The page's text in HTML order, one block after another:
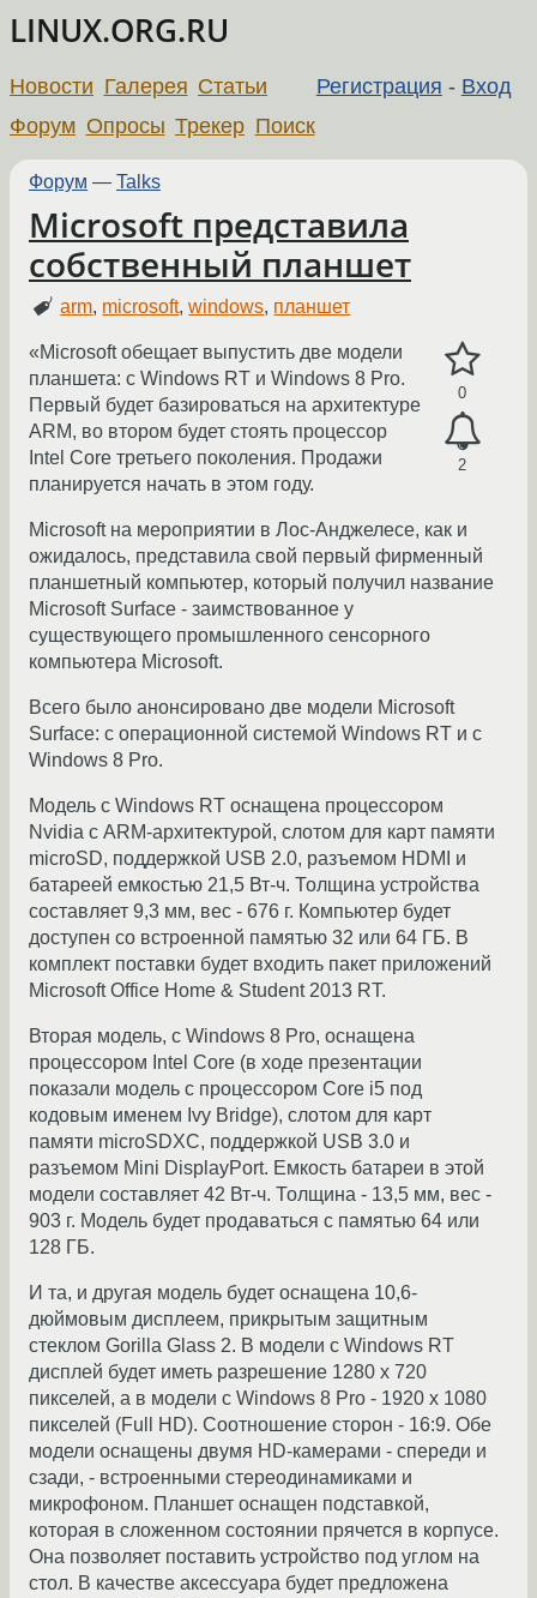
LINUX.ORG.RU
Регистрация - Вход
Новости Галерея Статьи
Форум Опросы Трекер Поиск
Форум — Talks
Microsoft представила
собственный планшет
arm, microsoft,windows, планшет
0
2
«Microsoft обещает выпустить две модели
планшета: с Windows RT и Windows 8 Pro.
Первый будет базироваться на архитектуре
ARM, во втором будет стоять процессор
Intel Core третьего поколения. Продажи
планируется начать в этом году.
Microsoft на мероприятии в Лос-Анджелесе, как и
ожидалось, представила свой первый фирменный
планшетный компьютер, который получил название
Microsoft Surface - заимствованное у
существующего промышленного сенсорного
компьютера Microsoft.
Всего было анонсировано две модели Microsoft
Surface: с операционной системой Windows RT и с
Windows 8 Pro.
Модель с Windows RT оснащена процессором
Nvidia с ARM-архитектурой, слотом для карт памяти
microSD, поддержкой USB 2.0, разъемом HDMI и
батареей емкостью 21,5 Вт-ч. Толщина устройства
составляет 9,3 мм, вес - 676 г. Компьютер будет
доступен со встроенной памятью 32 или 64 ГБ. В
комплект поставки будет входить пакет приложений
Microsoft Office Home & Student 2013 RT.
Вторая модель, с Windows 8 Pro, оснащена
процессором Intel Core (в ходе презентации
показали модель с процессором Core i5 под
кодовым именем Ivy Bridge), слотом для карт
памяти microSDXC, поддержкой USB 3.0 и
разъемом Mini DisplayPort. Емкость батареи в этой
модели составляет 42 Вт-ч. Толщина - 13,5 мм, вес -
903 г. Модель будет продаваться с памятью 64 или
128 ГБ.
И та, и другая модель будет оснащена 10,6-
дюймовым дисплеем, прикрытым защитным
стеклом Gorilla Glass 2. В модели с Windows RT
дисплей будет иметь разрешение 1280 x 720
пикселей, а в модели с Windows 8 Pro - 1920 x 1080
пикселей (Full HD). Соотношение сторон - 16:9. Обе
модели оснащены двумя HD-камерами - спереди и
сзади, - встроенными стереодинамиками и
микрофоном. Планшет оснащен подставкой,
которая в сложенном состоянии прячется в корпусе.
Она позволяет поставить устройство под углом на
стол. В качестве аксессуара будет предложена